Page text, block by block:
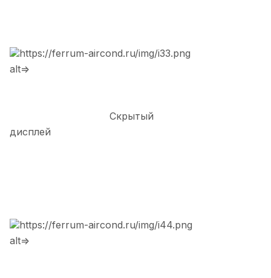
https://ferrum-aircond.ru/img/i33.png
alt=>
Скрытый
дисплей
https://ferrum-aircond.ru/img/i44.png
alt=>